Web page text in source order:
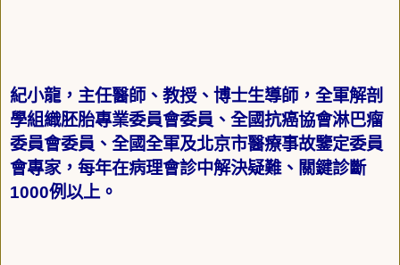
紀小龍，主任醫師、教授、博士生導師，全軍解剖
學組織胚胎專業委員會委員、全國抗癌協會淋巴瘤
委員會委員、全國全軍及北京市醫療事故鑒定委員
會專家，每年在病理會診中解決疑難、關鍵診斷
1000例以上。